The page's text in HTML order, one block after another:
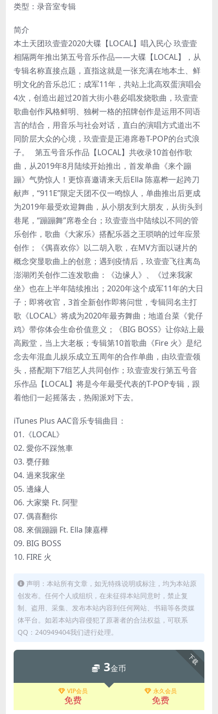
类型：录音室专辑
简介
本土天团玖壹壹2020大碟【LOCAL】唱入民心 玖壹壹
相隔两年推出第五号音乐作品——大碟【LOCAL】，从
专辑名称直接点题，直指这就是一张充满在地本土、鲜
明文化的音乐总汇；成军11年，共站上北高双蛋演唱会
4次，创造出超过20首大街小巷必唱发烧歌曲，玖壹壹
歌曲创作风格鲜明、独树一格的招牌创作是运用不同语
言的结合，用音乐与社会对话，直白的演唱方式道出不
同阶层大众的心境，玖壹壹是正港席卷T-POP的台式浪
子。 第五号音乐作品【LOCAL】共收录10首创作歌
曲，从2019年8月陆续开始推出，首发单曲《来个蹦
蹦》气势惊人！更惊喜邀请来天后Ella 陈嘉桦一起跨刀
献声，“911E”限定天团不仅一鸣惊人，单曲推出后更成
为2019年最受欢迎舞曲，从小朋友到大朋友，从街头到
巷尾，“蹦蹦舞”席卷全台；玖壹壹当中陆续以不同的管
乐创作，歌曲《大家乐》搭配乐器之王唢呐的过年应景
创作；《偶喜欢你》以二胡入歌，在MV方面以谜片的
概念突显歌曲上的创意；遇到疫情后，玖壹壹飞往离岛
澎湖闭关创作二连发歌曲：《边缘人》、《过来我家
坐》也在上半年陆续推出；2020年这个成军11年的大日
子；即将收官，3首全新创作即将问世，专辑同名主打
歌《LOCAL》将成为2020年最夯舞曲；地道台菜《瓮仔
鸡》带你体会生命价值意义；《BIG BOSS》让你站上最
高殿堂，当上大老板；专辑第10首歌曲《Fire 火》是纪
念去年混血儿娱乐成立五周年的合作单曲，由玖壹壹领
头，搭配期下7组艺人共同创作；玖壹壹发行第五号音
乐作品【LOCAL】将是今年最受代表的T-POP专辑，跟
着他们一起摇落去，热闹派对下去。
iTunes Plus AAC音乐专辑曲目：
01.《LOCAL》
02. 愛你不踩煞車
03. 甕仔雞
04. 過來我家坐
05. 邊緣人
06. 大家樂 Ft. 阿聖
07. 偶喜翻你
08. 來個蹦蹦 Ft. Ella 陳嘉樺
09. BIG BOSS
10. FIRE 火
声明：本站所有文章，如无特殊说明或标注，均为本站原
创发布。任何个人或组织，在未征得本站同意时，禁止复
制、盗用、采集、发布本站内容到任何网站、书籍等各类媒
体平台。如若本站内容侵犯了原著者的合法权益，可联系
QQ：240949404我们进行处理。
下载
3金币
VIP会员
免费
永久会员
免费